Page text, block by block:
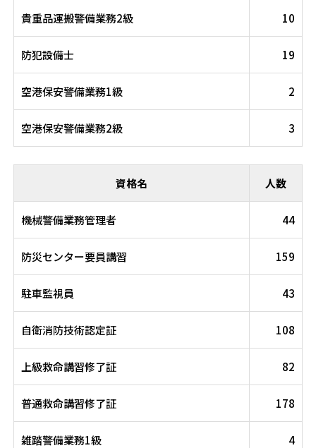
貴重品運搬警備業務2級 10
防犯設備士 19
空港保安警備業務1級 2
空港保安警備業務2級 3
資格名 人数
機械警備業務管理者 44
防災センター要員講習 159
駐車監視員 43
自衛消防技術認定証 108
上級救命講習修了証 82
普通救命講習修了証 178
雑踏警備業務1級 4